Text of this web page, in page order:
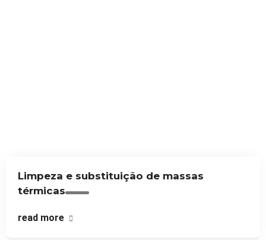
Limpeza e substituição de massas
térmicas
read more